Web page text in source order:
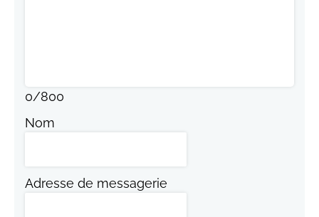
0/800
Nom
Adresse de messagerie